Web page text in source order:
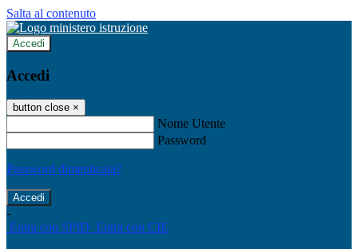
Salta al contenuto
Accedi
Accedi
button close ×
Nome Utente
Password
Password dimenticata?
-
Entra con SPID Entra con CIE